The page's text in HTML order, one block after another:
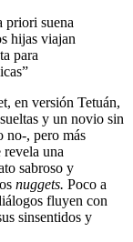
priori suena
hijas viajan
para
en versión Tetuán,
y un novio sin
no-, pero más
una
sabroso y
nuggets. Poco a
fluyen con
sinsentidos y